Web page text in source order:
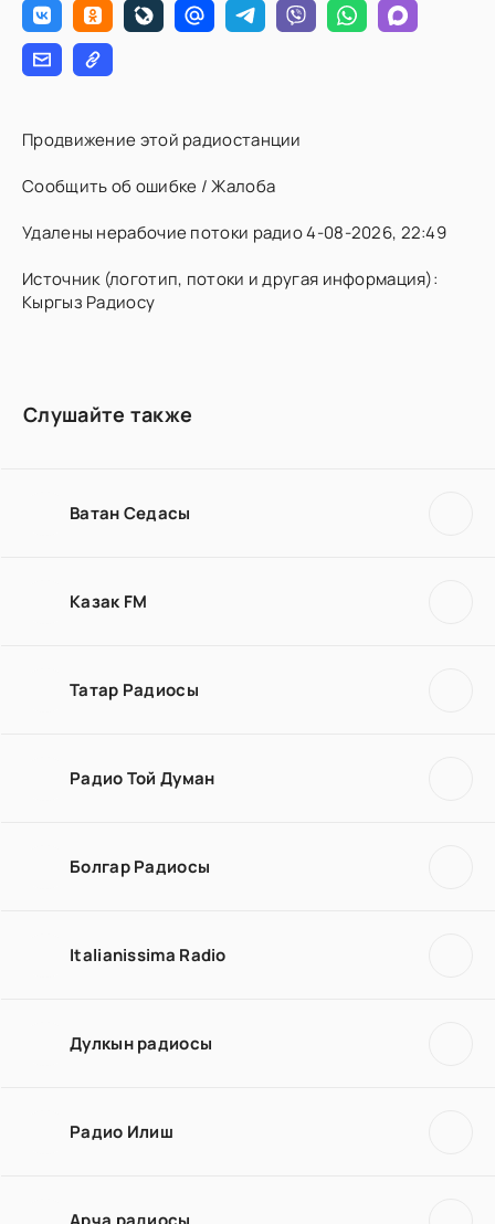
Продвижение этой радиостанции
Сообщить об ошибке / Жалоба
Удалены нерабочие потоки радио 4-08-2026, 22:49
Источник (логотип, потоки и другая информация):
Кыргыз Радиосу
Слушайте также
Ватан Седасы
Казак FM
Татар Радиосы
Радио Той Думан
Болгар Радиосы
Italianissima Radio
Дулкын радиосы
Радио Илиш